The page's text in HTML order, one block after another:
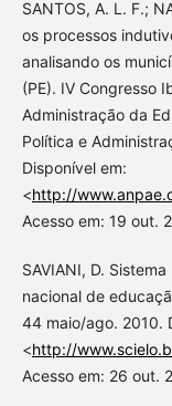
SANTOS, A. L. F.;
os processos
analisando os
(PE). IV Congresso
Administração da
Política e
Disponível em:
<http://
Acesso em: 19 out.
SAVIANI, D.
nacional de
44 maio/ago. 2010.
<http://
Acesso em: 26 out.